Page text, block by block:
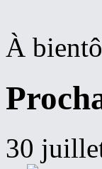
À
30